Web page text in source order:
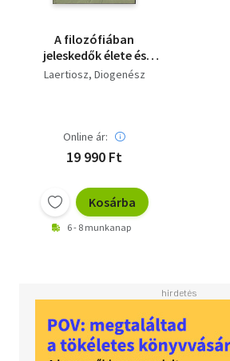
A filozófiában
jeleskedők élete és
nézetei 2.
Laertiosz, Diogenész
Online ár:
19 990 Ft
Kosárba
6 - 8 munkanap